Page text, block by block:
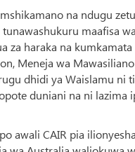
na ndugu
maafisa
za haraka na kumkamata
Meneja wa
dhidi ya Waislamu ni
duniani na ni lazima
awali CAIR pia ilionyesha